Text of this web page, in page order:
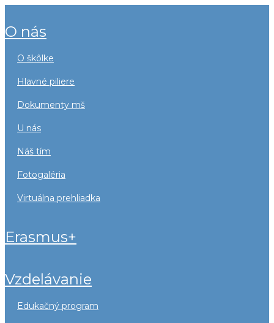
o nás
o škôlke
hlavné piliere
dokumenty mš
u nás
náš tím
fotogaléria
virtuálna prehliadka
erasmus+
vzdelávanie
edukačný program